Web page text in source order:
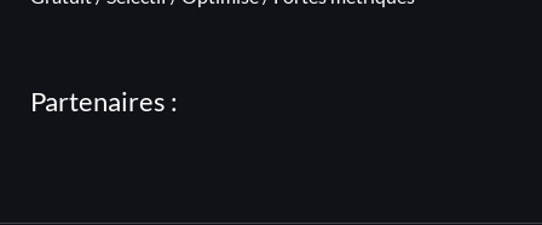
Partenaires :